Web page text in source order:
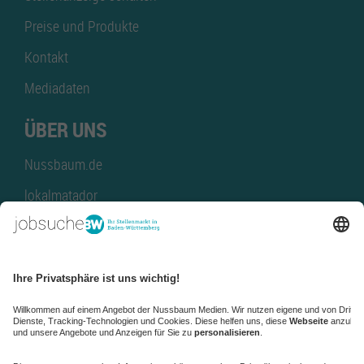
Preise und Produkte
Kontakt
Mediadaten
ÜBER UNS
Nussbaum.de
lokalmatador
kaufinBW
NussbaumID
Nussbaum Medien